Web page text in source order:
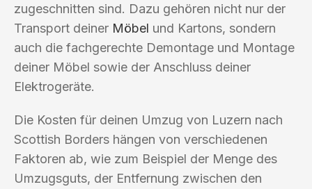
zugeschnitten sind. Dazu gehören nicht nur der
Transport deiner Möbel und Kartons, sondern
auch die fachgerechte Demontage und Montage
deiner Möbel sowie der Anschluss deiner
Elektrogeräte.
Die Kosten für deinen Umzug von Luzern nach
Scottish Borders hängen von verschiedenen
Faktoren ab, wie zum Beispiel der Menge des
Umzugsguts, der Entfernung zwischen den